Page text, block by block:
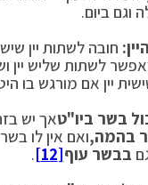
וגם ביום.
חובה לשתות יין
לשתות שליש יין
יין אם מורגש בו
בשר ביו"טאך יש
בהמה,ואם אין לו
בבשר עוף[12]
.